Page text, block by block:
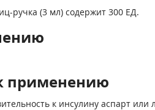
ручка (3 мл) содержит 300 ЕД.
применению
к инсулину аспарт